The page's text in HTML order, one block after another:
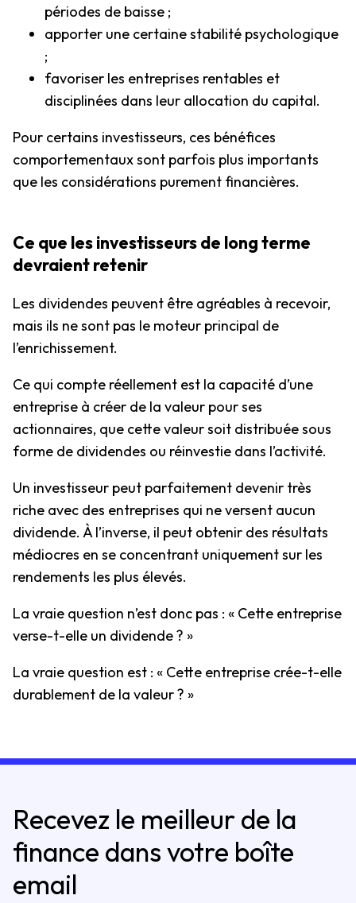
périodes de baisse ;
apporter une certaine stabilité psychologique
;
favoriser les entreprises rentables et
disciplinées dans leur allocation du capital.
Pour certains investisseurs, ces bénéfices
comportementaux sont parfois plus importants
que les considérations purement financières.
Ce que les investisseurs de long terme
devraient retenir
Les dividendes peuvent être agréables à recevoir,
mais ils ne sont pas le moteur principal de
l’enrichissement.
Ce qui compte réellement est la capacité d’une
entreprise à créer de la valeur pour ses
actionnaires, que cette valeur soit distribuée sous
forme de dividendes ou réinvestie dans l’activité.
Un investisseur peut parfaitement devenir très
riche avec des entreprises qui ne versent aucun
dividende. À l’inverse, il peut obtenir des résultats
médiocres en se concentrant uniquement sur les
rendements les plus élevés.
La vraie question n’est donc pas : « Cette entreprise
verse-t-elle un dividende ? »
La vraie question est : « Cette entreprise crée-t-elle
durablement de la valeur ? »
Recevez le meilleur de la
finance dans votre boîte
email